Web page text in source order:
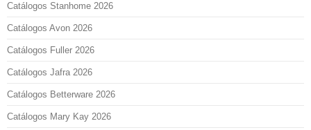
Catálogos Stanhome 2026
Catálogos Avon 2026
Catálogos Fuller 2026
Catálogos Jafra 2026
Catálogos Betterware 2026
Catálogos Mary Kay 2026